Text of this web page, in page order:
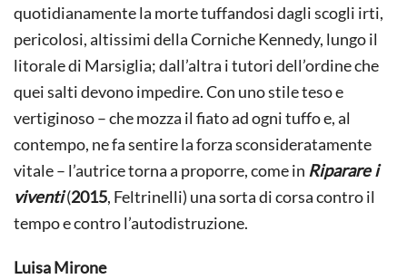
quotidianamente la morte tuffandosi dagli scogli irti,
pericolosi, altissimi della Corniche Kennedy, lungo il
litorale di Marsiglia; dall’altra i tutori dell’ordine che
quei salti devono impedire. Con uno stile teso e
vertiginoso – che mozza il fiato ad ogni tuffo e, al
contempo, ne fa sentire la forza sconsideratamente
vitale – l’autrice torna a proporre, come in Riparare i
viventi(2015, Feltrinelli) una sorta di corsa contro il
tempo e contro l’autodistruzione.
Luisa Mirone